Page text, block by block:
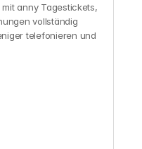
anny Tagestickets,
vollständig
telefonieren und